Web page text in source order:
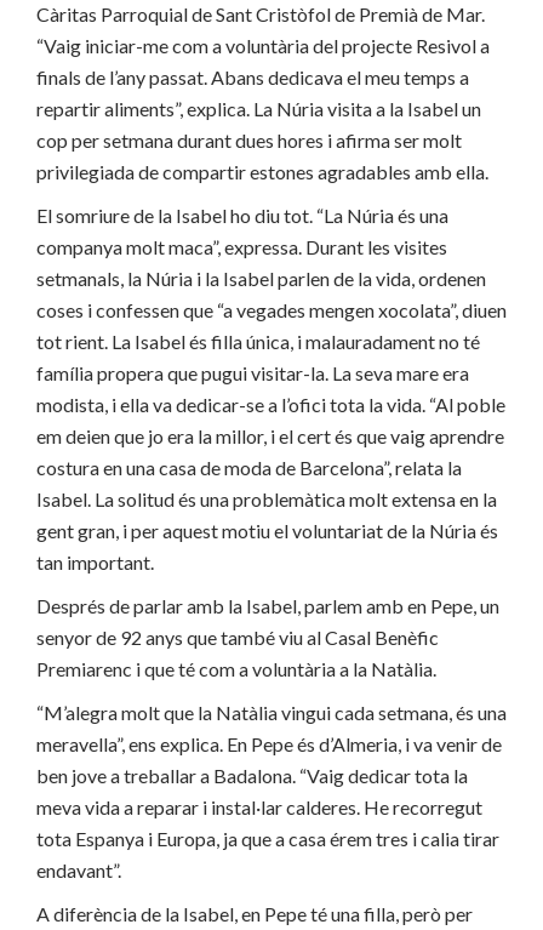
Càritas Parroquial de Sant Cristòfol de Premià de Mar.
“Vaig iniciar-me com a voluntària del projecte Resivol a
finals de l’any passat. Abans dedicava el meu temps a
repartir aliments”, explica. La Núria visita a la Isabel un
cop per setmana durant dues hores i afirma ser molt
privilegiada de compartir estones agradables amb ella.
El somriure de la Isabel ho diu tot. “La Núria és una
companya molt maca”, expressa. Durant les visites
setmanals, la Núria i la Isabel parlen de la vida, ordenen
coses i confessen que “a vegades mengen xocolata”, diuen
tot rient. La Isabel és filla única, i malauradament no té
família propera que pugui visitar-la. La seva mare era
modista, i ella va dedicar-se a l’ofici tota la vida. “Al poble
em deien que jo era la millor, i el cert és que vaig aprendre
costura en una casa de moda de Barcelona”, relata la
Isabel. La solitud és una problemàtica molt extensa en la
gent gran, i per aquest motiu el voluntariat de la Núria és
tan important.
Després de parlar amb la Isabel, parlem amb en Pepe, un
senyor de 92 anys que també viu al Casal Benèfic
Premiarenc i que té com a voluntària a la Natàlia.
“M’alegra molt que la Natàlia vingui cada setmana, és una
meravella”, ens explica. En Pepe és d’Almeria, i va venir de
ben jove a treballar a Badalona. “Vaig dedicar tota la
meva vida a reparar i instal·lar calderes. He recorregut
tota Espanya i Europa, ja que a casa érem tres i calia tirar
endavant”.
A diferència de la Isabel, en Pepe té una filla, però per